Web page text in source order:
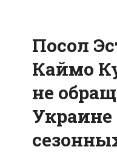
Посол
Каймо
не